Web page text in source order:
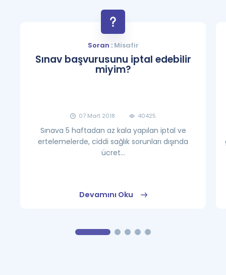
Soran :Misafir
Sınav başvurusunu iptal edebilir
miyim?
07 Mart 2018 40425
Sınava 5 haftadan az kala yapılan iptal ve
ertelemelerde, ciddi sağlık sorunları dışında
ücret...
Devamını Oku